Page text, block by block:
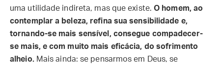
uma utilidade indireta, mas que existe.O homem, ao
contemplar a beleza, refina sua sensibilidade e,
tornando-se mais sensível, consegue compadecer-
se mais, e com muito mais eficácia, do sofrimento
alheio.Mais ainda: se pensarmos em Deus, se